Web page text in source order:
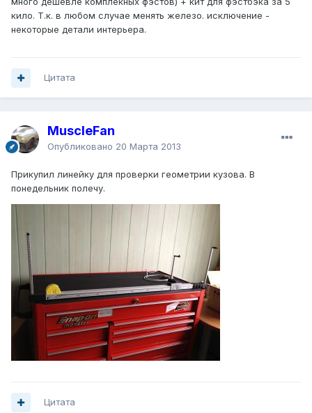
кило. Т.к. в любом случае менять железо. исключение -
некоторые детали интерьера.
Цитата
MuscleFan
Опубликовано 20 Марта 2013
Прикупил линейку для проверки геометрии кузова. В
понедельник полечу.
Цитата